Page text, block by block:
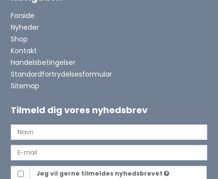
Forside
Nyheder
Shop
Kontakt
Handelsbetingelser
Standardfortrydelsesformular
Sitemap
Tilmeld dig vores nyhedsbrev
Jeg vil gerne tilmeldes nyhedsbrevet